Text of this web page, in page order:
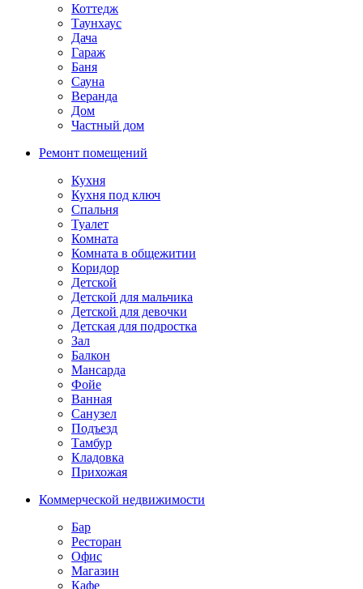
Коттедж
Таунхаус
Дача
Гараж
Баня
Сауна
Веранда
Дом
Частный дом
Ремонт помещений
Кухня
Кухня под ключ
Спальня
Туалет
Комната
Комната в общежитии
Коридор
Детской
Детской для мальчика
Детской для девочки
Детская для подростка
Зал
Балкон
Мансарда
Фойе
Ванная
Санузел
Подъезд
Тамбур
Кладовка
Прихожая
Коммерческой недвижимости
Бар
Ресторан
Офис
Магазин
Кафе